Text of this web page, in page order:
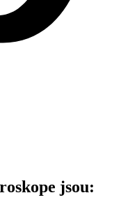
jsou: